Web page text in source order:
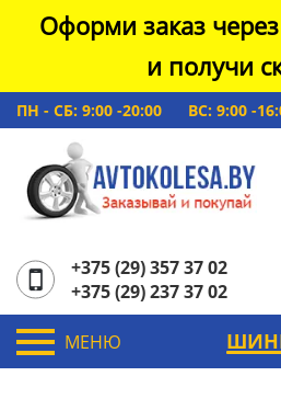
Оформи заказ
и получи
ПН - СБ: 9:00 -20:00 ВС: 9:00 -
+375 (29) 357 37 02
+375 (29) 237 37 02
МЕНЮ